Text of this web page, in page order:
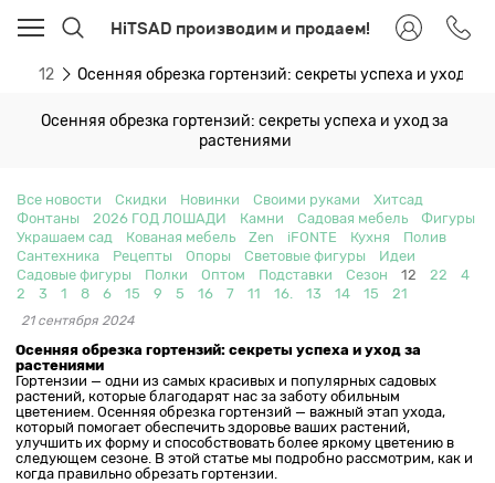
HiTSAD производим и продаем!
12 Осенняя обрезка гортензий: секреты успеха и уход за
Осенняя обрезка гортензий: секреты успеха и уход за
растениями
Все новости Скидки Новинки Своими руками
Хитсад
Фонтаны
2026 ГОД ЛОШАДИ Камни Садовая мебель
Фигуры
Украшаем сад
Кованая мебель Zen iFONTE Кухня
Полив
Сантехника
Рецепты Опоры Световые фигуры
Идеи
Садовые фигуры
Полки Оптом Подставки Сезон 12 22
4
2
3 1 8 6 15 9 5 16 7 11 16. 13 14 15 21
21 сентября 2024
Осенняя обрезка гортензий: секреты успеха и уход за
растениями
Гортензии — одни из самых красивых и популярных садовых
растений, которые благодарят нас за заботу обильным
цветением. Осенняя обрезка гортензий — важный этап ухода,
который помогает обеспечить здоровье ваших растений,
улучшить их форму и способствовать более яркому цветению в
следующем сезоне. В этой статье мы подробно рассмотрим, как и
когда правильно обрезать гортензии.